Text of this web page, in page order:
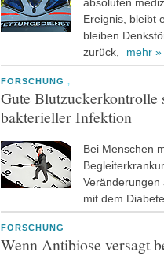
Ereignis, bleibt
bleiben
zurück,
mehr »
FORSCHUNG ,
Gute
bakterieller Infektion
Bei Menschen
Veränderungen
mit dem
FORSCHUNG
Wenn Antibiose versagt